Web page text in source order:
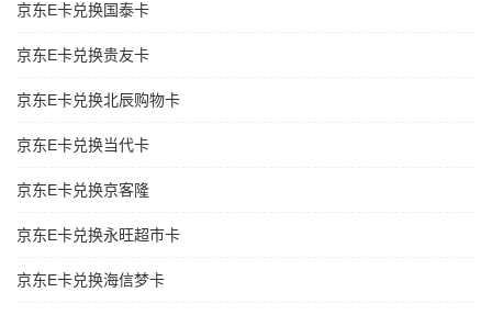
京东E卡兑换国泰卡
京东E卡兑换贵友卡
京东E卡兑换北辰购物卡
京东E卡兑换当代卡
京东E卡兑换京客隆
京东E卡兑换永旺超市卡
京东E卡兑换海信梦卡